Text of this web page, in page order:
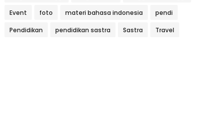
Event foto materi bahasa indonesia pendi
Pendidikan pendidikan sastra Sastra Travel